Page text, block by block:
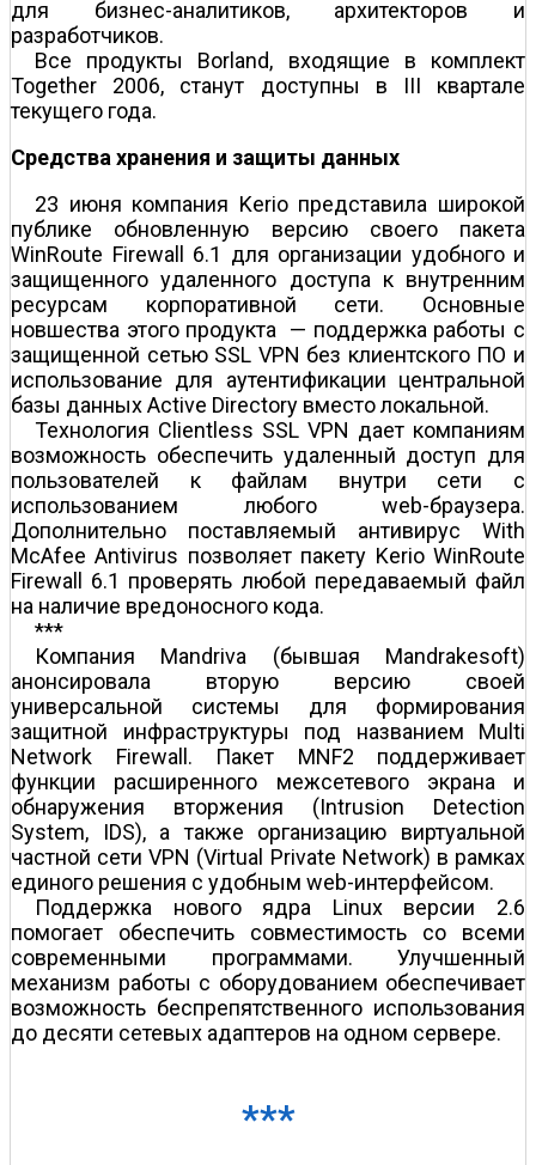
для бизнес-аналитиков, архитекторов и
разработчиков.
Все продукты Borland, входящие в комплект
Together 2006, станут доступны в III квартале
текущего года.
Средства хранения и защиты данных
23 июня компания Kerio представила широкой
публике обновленную версию своего пакета
WinRoute Firewall 6.1 для организации удобного и
защищенного удаленного доступа к внутренним
ресурсам корпоративной сети. Основные
новшества этого продукта — поддержка работы с
защищенной сетью SSL VPN без клиентского ПО и
использование для аутентификации центральной
базы данных Active Directory вместо локальной.
Технология Clientless SSL VPN дает компаниям
возможность обеспечить удаленный доступ для
пользователей к файлам внутри сети с
использованием любого web-браузера.
Дополнительно поставляемый антивирус With
McAfee Antivirus позволяет пакету Kerio WinRoute
Firewall 6.1 проверять любой передаваемый файл
на наличие вредоносного кода.
***
Компания Mandriva (бывшая Mandrakesoft)
анонсировала вторую версию своей
универсальной системы для формирования
защитной инфраструктуры под названием Multi
Network Firewall. Пакет MNF2 поддерживает
функции расширенного межсетевого экрана и
обнаружения вторжения (Intrusion Detection
System, IDS), а также организацию виртуальной
частной сети VPN (Virtual Private Network) в рамках
единого решения с удобным web-интерфейсом.
Поддержка нового ядра Linux версии 2.6
помогает обеспечить совместимость со всеми
современными программами. Улучшенный
механизм работы с оборудованием обеспечивает
возможность беспрепятственного использования
до десяти сетевых адаптеров на одном сервере.
***